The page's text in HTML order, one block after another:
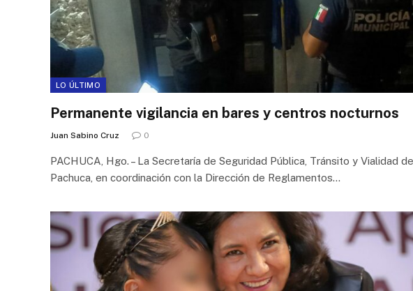
LO ÚLTIMO
Permanente vigilancia en bares y centros nocturnos
Juan Sabino Cruz 0
PACHUCA, Hgo. – La Secretaría de Seguridad Pública, Tránsito y Vialidad de
Pachuca, en coordinación con la Dirección de Reglamentos…